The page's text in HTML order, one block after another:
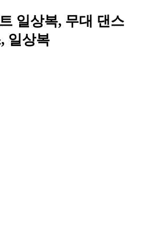
일상복, 무대 댄스
일상복